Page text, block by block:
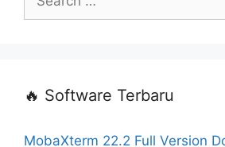
for:
🔥 Software Terbaru
MobaXterm 22.2 Full Version